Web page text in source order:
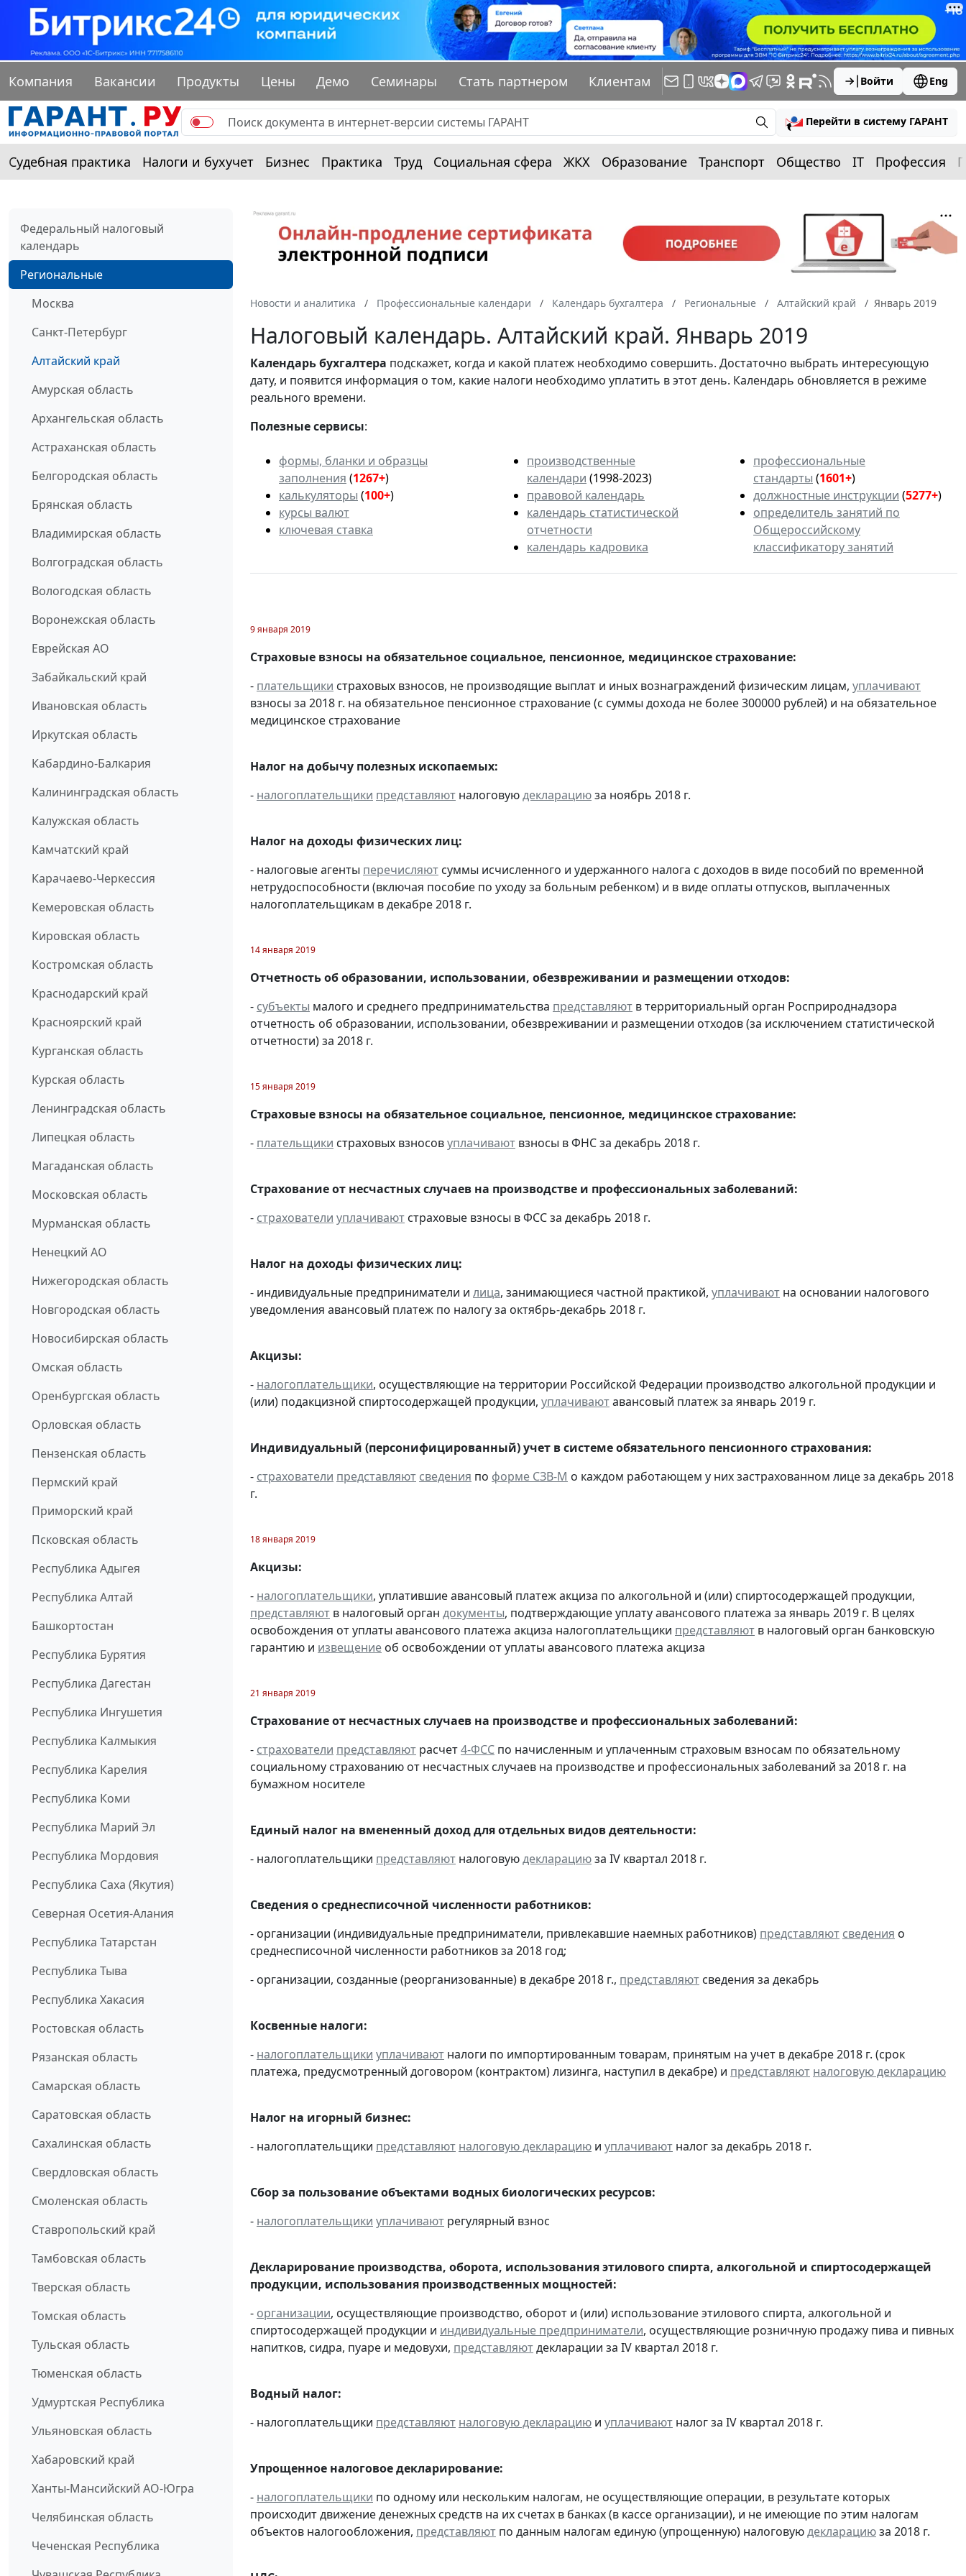
Компания Вакансии Продукты Цены Демо Семинары Стать партнером Клиентам Войти Eng
Перейти в систему ГАРАНТ
Судебная практика Налоги и бухучет Бизнес Практика Труд Социальная сфера ЖКХ Образование Транспорт Общество IT Профессия
Федеральный налоговый
календарь
Региональные
Москва
Санкт-Петербург
Алтайский край
Амурская область
Архангельская область
Астраханская область
Белгородская область
Брянская область
Владимирская область
Волгоградская область
Вологодская область
Воронежская область
Еврейская АО
Забайкальский край
Ивановская область
Иркутская область
Кабардино-Балкария
Калининградская область
Калужская область
Камчатский край
Карачаево-Черкессия
Кемеровская область
Кировская область
Костромская область
Краснодарский край
Красноярский край
Курганская область
Курская область
Ленинградская область
Липецкая область
Магаданская область
Московская область
Мурманская область
Ненецкий АО
Нижегородская область
Новгородская область
Новосибирская область
Омская область
Оренбургская область
Орловская область
Пензенская область
Пермский край
Приморский край
Псковская область
Республика Адыгея
Республика Алтай
Башкортостан
Республика Бурятия
Республика Дагестан
Республика Ингушетия
Республика Калмыкия
Республика Карелия
Республика Коми
Республика Марий Эл
Республика Мордовия
Республика Саха (Якутия)
Северная Осетия-Алания
Республика Татарстан
Республика Тыва
Республика Хакасия
Ростовская область
Рязанская область
Самарская область
Саратовская область
Сахалинская область
Свердловская область
Смоленская область
Ставропольский край
Тамбовская область
Тверская область
Томская область
Тульская область
Тюменская область
Удмуртская Республика
Ульяновская область
Хабаровский край
Ханты-Мансийский АО-Югра
Челябинская область
Чеченская Республика
Новости и аналитика Профессиональные календари Календарь бухгалтера Региональные Алтайский край Январь 2019
Налоговый календарь. Алтайский край. Январь 2019
Календарьбухгалтера подскажет, когда и какой платеж необходимо совершить. Достаточно выбрать интересующую
дату, и появится информация о том, какие налоги необходимо уплатить в этот день. Календарь обновляется в режиме
реального времени.
Полезные сервисы:
формы, бланки и образцы
заполнения (1267+)
калькуляторы (100+)
курсы валют
ключевая ставка
производственные
календари (1998-2023)
правовой календарь
календарь статистической
отчетности
календарь кадровика
профессиональные
стандарты (1601+)
должностные инструкции (5277+)
определитель занятий по
Общероссийскому
классификатору занятий
9 января 2019
Страховые взносы на обязательное социальное, пенсионное, медицинское страхование:
- плательщики страховых взносов, не производящие выплат и иных вознаграждений физическим лицам, уплачивают
взносы за 2018 г. на обязательное пенсионное страхование (с суммы дохода не более 300000 рублей) и на обязательное
медицинское страхование
Налог на добычу полезных ископаемых:
- налогоплательщики представляют налоговуюдекларациюза ноябрь 2018 г.
Налог на доходы физических лиц:
- налоговые агенты перечисляют суммы исчисленного и удержанного налога с доходов в виде пособий по временной
нетрудоспособности (включая пособие по уходу за больным ребенком) и в виде оплаты отпусков, выплаченных
налогоплательщикам в декабре 2018 г.
14 января 2019
Отчетность об образовании, использовании, обезвреживании и размещении отходов:
- субъекты малого и среднего предпринимательства представляют в территориальный орган Росприроднадзора
отчетность об образовании, использовании, обезвреживании и размещении отходов (за исключением статистической
отчетности) за 2018 г.
15 января 2019
Страховые взносы на обязательное социальное, пенсионное, медицинское страхование:
- плательщики страховых взносовуплачивают взносы в ФНС за декабрь 2018 г.
Страхование от несчастных случаев на производстве и профессиональных заболеваний:
- страхователи уплачивают страховые взносы в ФСС за декабрь 2018 г.
Налог на доходы физических лиц:
- индивидуальные предприниматели и лица, занимающиеся частной практикой, уплачивают на основании налогового
уведомления авансовый платеж по налогу за октябрь-декабрь 2018 г.
Акцизы:
- налогоплательщики, осуществляющие на территории Российской Федерации производство алкогольной продукции и
(или) подакцизной спиртосодержащей продукции, уплачиваютавансовый платеж за январь 2019 г.
Индивидуальный (персонифицированный) учет в системе обязательного пенсионного страхования:
- страхователи представляют сведения по форме СЗВ-М о каждом работающем у них застрахованном лице за декабрь 2018
г.
18 января 2019
Акцизы:
- налогоплательщики, уплатившие авансовый платеж акциза по алкогольной и (или) спиртосодержащей продукции,
представляют в налоговый орган документы, подтверждающие уплату авансового платежа за январь 2019 г. В целях
освобождения от уплаты авансового платежа акциза налогоплательщики представляют в налоговый орган банковскую
гарантию и извещение об освобождении от уплаты авансового платежа акциза
21 января 2019
Страхование от несчастных случаев на производстве и профессиональных заболеваний:
- страхователи представляют расчет4-ФСС по начисленным и уплаченным страховым взносам по обязательному
социальному страхованию от несчастных случаев на производстве и профессиональных заболеваний за 2018 г. на
бумажном носителе
Единый налог на вмененный доход для отдельных видов деятельности:
- налогоплательщики представляют налоговуюдекларациюза IV квартал 2018 г.
Сведения о среднесписочной численности работников:
- организации (индивидуальные предприниматели, привлекавшие наемных работников) представляют сведения о
среднесписочной численности работников за 2018 год;
- организации, созданные (реорганизованные) в декабре 2018 г., представляют сведения за декабрь
Косвенные налоги:
- налогоплательщики уплачивают налоги по импортированным товарам, принятым на учет в декабре 2018 г. (срок
платежа, предусмотренный договором (контрактом) лизинга, наступил в декабре) и представляют налоговую декларацию
Налог на игорный бизнес:
- налогоплательщики представляют налоговую декларацию и уплачивают налог за декабрь 2018 г.
Сбор за пользование объектами водных биологических ресурсов:
- налогоплательщики уплачивают регулярный взнос
Декларирование производства, оборота, использования этилового спирта, алкогольной и спиртосодержащей
продукции, использования производственных мощностей:
- организации, осуществляющие производство, оборот и (или) использование этилового спирта, алкогольной и
спиртосодержащей продукции и индивидуальные предприниматели, осуществляющие розничную продажу пива и пивных
напитков, сидра, пуаре и медовухи, представляютдекларации за IV квартал 2018 г.
Водный налог:
- налогоплательщики представляют налоговую декларацию и уплачивают налог за IV квартал 2018 г.
Упрощенное налоговое декларирование:
- налогоплательщики по одному или нескольким налогам, не осуществляющие операции, в результате которых
происходит движение денежных средств на их счетах в банках (в кассе организации), и не имеющие по этим налогам
объектов налогообложения, представляют по данным налогам единую (упрощенную) налоговуюдекларациюза 2018 г.